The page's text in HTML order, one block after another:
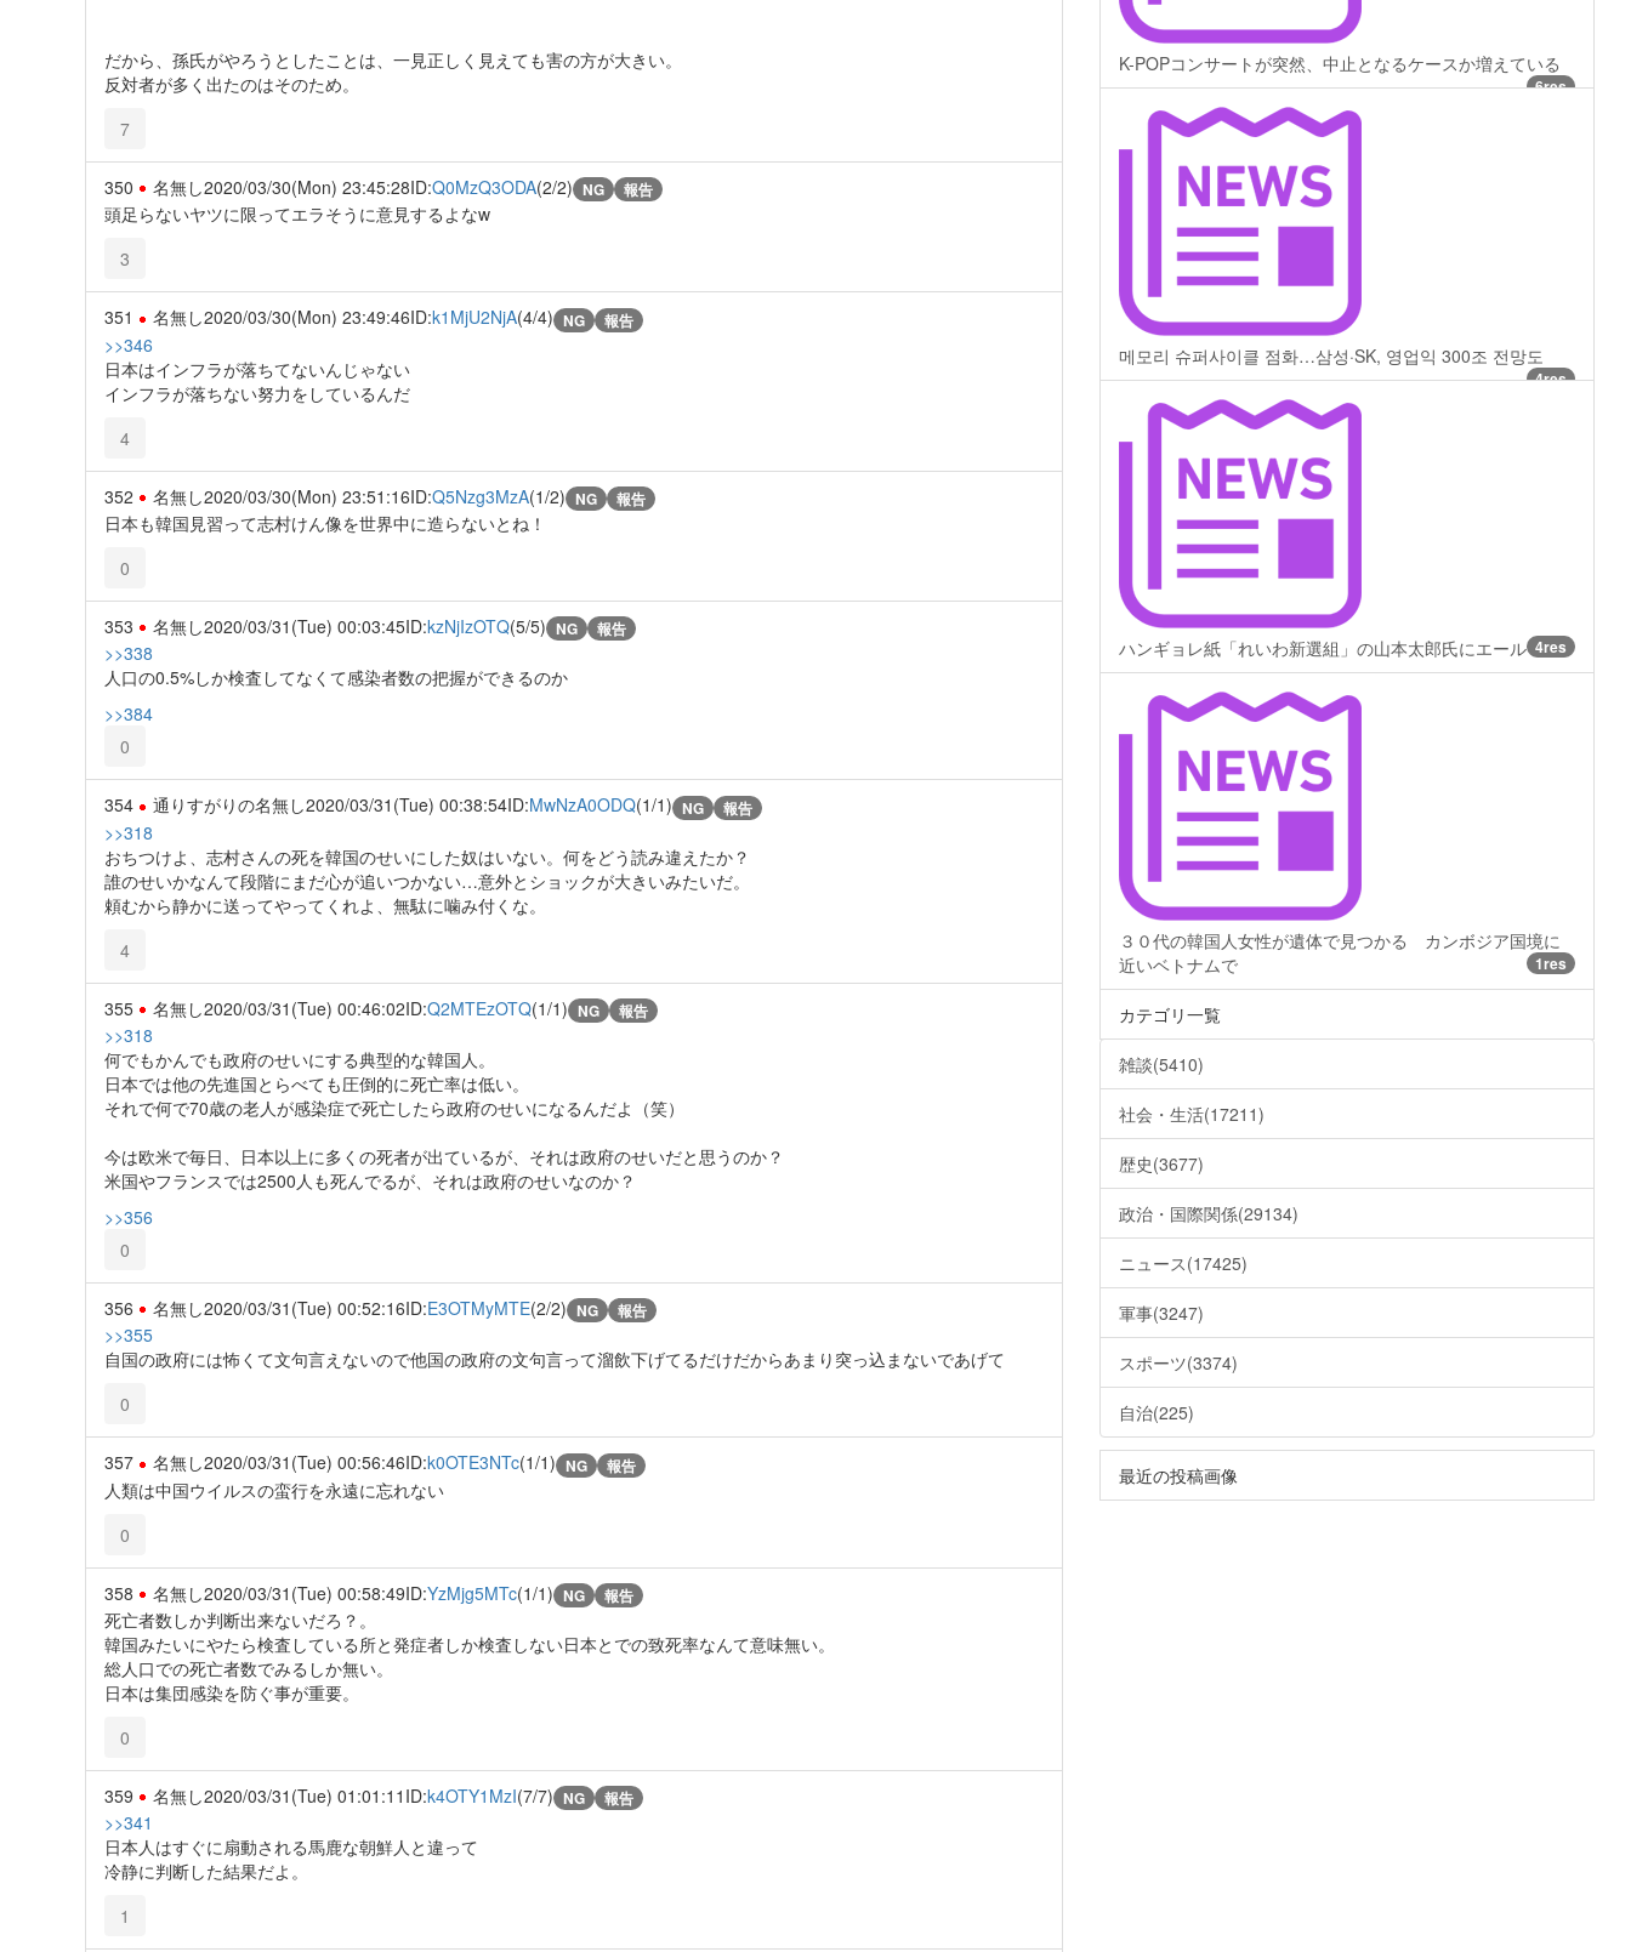
だから、孫氏がやろうとしたことは、一見正しく見えても害の方が大きい。
反対者が多く出たのはそのため。
7
350 名無し2020/03/30(Mon) 23:45:28ID:Q0MzQ3ODA(2/2) NG 報告
頭足らないヤツに限ってエラそうに意見するよなw
3
351 名無し2020/03/30(Mon) 23:49:46ID:k1MjU2NjA(4/4) NG 報告
>>346
日本はインフラが落ちてないんじゃない
インフラが落ちない努力をしているんだ
4
352 名無し2020/03/30(Mon) 23:51:16ID:Q5Nzg3MzA(1/2) NG 報告
日本も韓国見習って志村けん像を世界中に造らないとね！
0
353 名無し2020/03/31(Tue) 00:03:45ID:kzNjIzOTQ(5/5) NG 報告
>>338
人口の0.5%しか検査してなくて感染者数の把握ができるのか
>>384
0
354 通りすがりの名無し2020/03/31(Tue) 00:38:54ID:MwNzA0ODQ(1/1) NG 報告
>>318
おちつけよ、志村さんの死を韓国のせいにした奴はいない。何をどう読み違えたか？
誰のせいかなんて段階にまだ心が追いつかない…意外とショックが大きいみたいだ。
頼むから静かに送ってやってくれよ、無駄に噛み付くな。
4
355 名無し2020/03/31(Tue) 00:46:02ID:Q2MTEzOTQ(1/1) NG 報告
>>318
何でもかんでも政府のせいにする典型的な韓国人。
日本では他の先進国とらべても圧倒的に死亡率は低い。
それで何で70歳の老人が感染症で死亡したら政府のせいになるんだよ（笑）
今は欧米で毎日、日本以上に多くの死者が出ているが、それは政府のせいだと思うのか？
米国やフランスでは2500人も死んでるが、それは政府のせいなのか？
>>356
0
356 名無し2020/03/31(Tue) 00:52:16ID:E3OTMyMTE(2/2) NG 報告
>>355
自国の政府には怖くて文句言えないので他国の政府の文句言って溜飲下げてるだけだからあまり突っ込まないであげて
0
357 名無し2020/03/31(Tue) 00:56:46ID:k0OTE3NTc(1/1) NG 報告
人類は中国ウイルスの蛮行を永遠に忘れない
0
358 名無し2020/03/31(Tue) 00:58:49ID:YzMjg5MTc(1/1) NG 報告
死亡者数しか判断出来ないだろ？。
韓国みたいにやたら検査している所と発症者しか検査しない日本とでの致死率なんて意味無い。
総人口での死亡者数でみるしか無い。
日本は集団感染を防ぐ事が重要。
0
359 名無し2020/03/31(Tue) 01:01:11 ID:k4OTY1MzI(7/7) NG 報告
>>341
日本人はすぐに扇動される馬鹿な朝鮮人と違って
冷静に判断した結果だよ。
1
K-POPコンサートが突然、中止となるケースか増えている
6res
메모리 슈퍼사이클 점화…삼성·SK, 영업익 300조 전망도
4res
ハンギョレ紙「れいわ新選組」の山本太郎氏にエール 4res
３０代の韓国人女性が遺体で見つかる カンボジア国境に
近いベトナムで
1res
カテゴリ一覧
雑談(5410)
社会・生活(17211)
歴史(3677)
政治・国際関係(29134)
ニュース(17425)
軍事(3247)
スポーツ(3374)
自治(225)
最近の投稿画像